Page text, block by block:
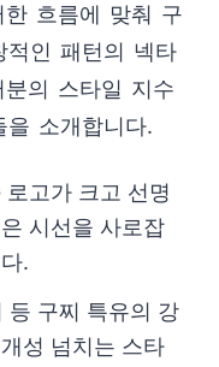
흐름에 맞춰 구
적인 패턴의 넥타
의 스타일 지수
소개합니다.
고가 크고 선명
시선을 사로잡
.
등 구찌 특유의 강
성 넘치는 스타